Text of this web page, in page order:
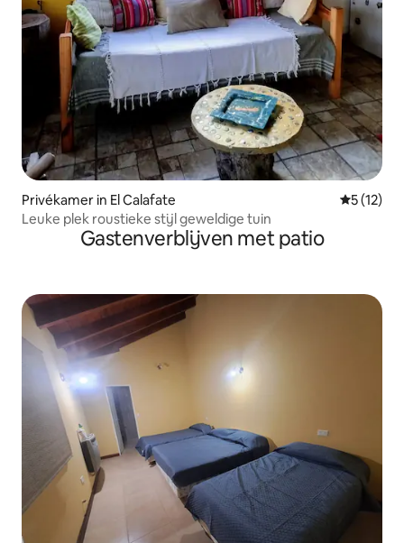
Privékamer in El Calafate
5 (12)
Leuke plek roustieke stijl geweldige tuin
Gastenverblijven met patio